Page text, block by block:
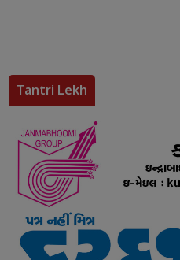
Tantri Lekh